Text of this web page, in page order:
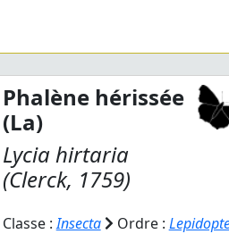
Phalène hérissée
(La)
Lycia hirtaria
(Clerck, 1759)
Classe :Insecta Ordre :